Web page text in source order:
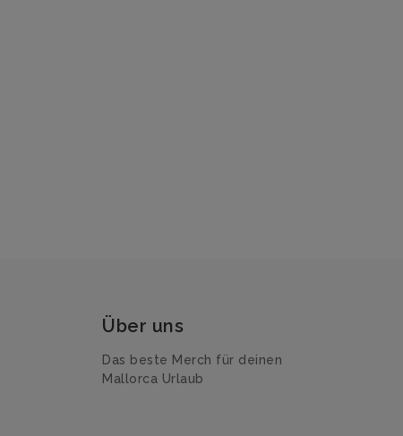
Über uns
Das beste Merch für deinen
Mallorca Urlaub